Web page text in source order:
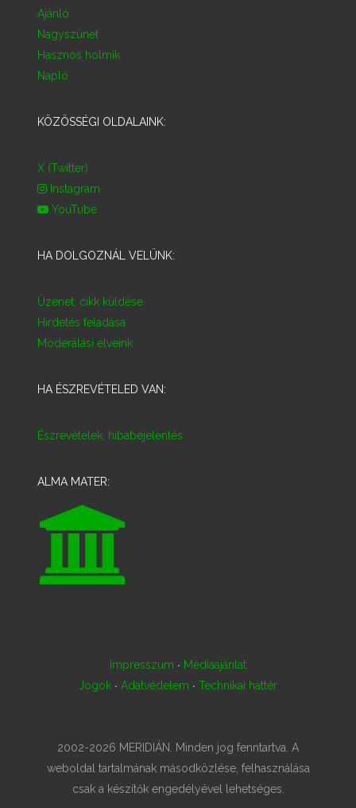
Ajánló
Nagyszünet
Hasznos holmik
Napló
KÖZÖSSÉGI OLDALAINK:
X (Twitter)
Instagram
YouTube
HA DOLGOZNÁL VELÜNK:
Üzenet, cikk küldése
Hirdetés feladása
Moderálási elveink
HA ÉSZREVÉTELED VAN:
Észrevételek, hibabejelentés
ALMA MATER:
Impresszum · Médiaajánlat
Jogok · Adatvédelem · Technikai háttér
2002-2026 MERIDIÁN. Minden jog fenntartva. A
weboldal tartalmának másodközlése, felhasználása
csak a készítők engedélyével lehetséges.